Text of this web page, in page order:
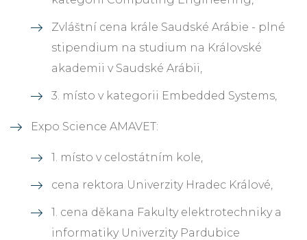
Zvláštní cena krále Saudské Arábie - plné
stipendium na studium na Královské
akademii v Saudské Arábii,
3. místo v kategorii Embedded Systems,
Expo Science AMAVET:
1. místo v celostátním kole,
cena rektora Univerzity Hradec Králové,
1. cena děkana Fakulty elektrotechniky a
informatiky Univerzity Pardubice